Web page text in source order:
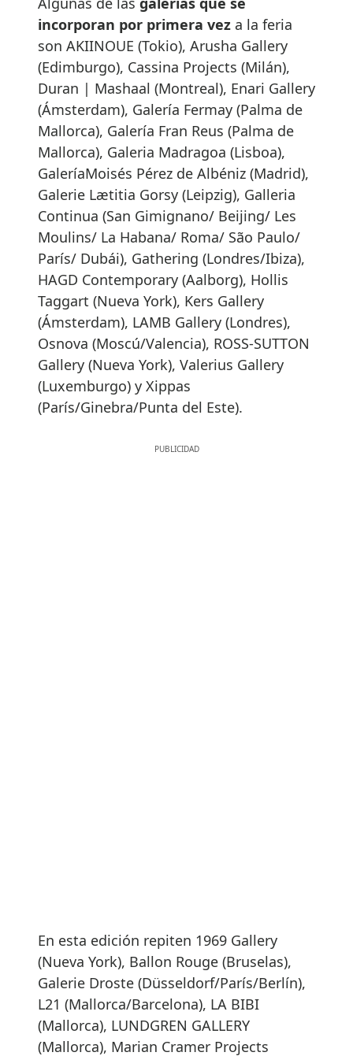
incorporan por primera vez a la feria
son AKIINOUE (Tokio), Arusha Gallery
(Edimburgo), Cassina Projects (Milán),
Duran | Mashaal (Montreal), Enari Gallery
(Ámsterdam), Galería Fermay (Palma de
Mallorca), Galería Fran Reus (Palma de
Mallorca), Galeria Madragoa (Lisboa),
GaleríaMoisés Pérez de Albéniz (Madrid),
Galerie Lætitia Gorsy (Leipzig), Galleria
Continua (San Gimignano/ Beijing/ Les
Moulins/ La Habana/ Roma/ São Paulo/
París/ Dubái), Gathering (Londres/Ibiza),
HAGD Contemporary (Aalborg), Hollis
Taggart (Nueva York), Kers Gallery
(Ámsterdam), LAMB Gallery (Londres),
Osnova (Moscú/Valencia), ROSS-SUTTON
Gallery (Nueva York), Valerius Gallery
(Luxemburgo) y Xippas
(París/Ginebra/Punta del Este).
En esta edición repiten 1969 Gallery
(Nueva York), Ballon Rouge (Bruselas),
Galerie Droste (Düsseldorf/París/Berlín),
L21 (Mallorca/Barcelona), LA BIBI
(Mallorca), LUNDGREN GALLERY
(Mallorca), Marian Cramer Projects